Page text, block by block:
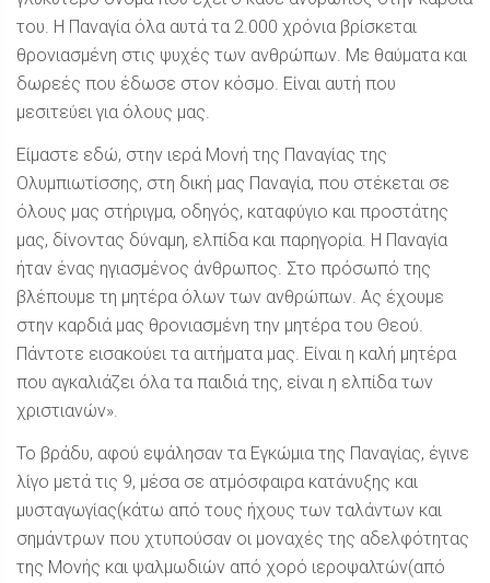
του. Η Παναγία όλα αυτά τα 2.000 χρόνια βρίσκεται
θρονιασμένη στις ψυχές των ανθρώπων. Με θαύματα και
δωρεές που έδωσε στον κόσμο. Είναι αυτή που
μεσιτεύει για όλους μας.
Είμαστε εδώ, στην ιερά Μονή της Παναγίας της
Ολυμπιωτίσσης, στη δική μας Παναγία, που στέκεται σε
όλους μας στήριγμα, οδηγός, καταφύγιο και προστάτης
μας, δίνοντας δύναμη, ελπίδα και παρηγορία. Η Παναγία
ήταν ένας ηγιασμένος άνθρωπος. Στο πρόσωπό της
βλέπουμε τη μητέρα όλων των ανθρώπων. Ας έχουμε
στην καρδιά μας θρονιασμένη την μητέρα του Θεού.
Πάντοτε εισακούει τα αιτήματα μας. Είναι η καλή μητέρα
που αγκαλιάζει όλα τα παιδιά της, είναι η ελπίδα των
χριστιανών».
Το βράδυ, αφού εψάλησαν τα Εγκώμια της Παναγίας, έγινε
λίγο μετά τις 9, μέσα σε ατμόσφαιρα κατάνυξης και
μυσταγωγίας(κάτω από τους ήχους των ταλάντων και
σημάντρων που χτυπούσαν οι μοναχές της αδελφότητας
της Μονής και ψαλμωδιών από χορό ιεροψαλτών(από